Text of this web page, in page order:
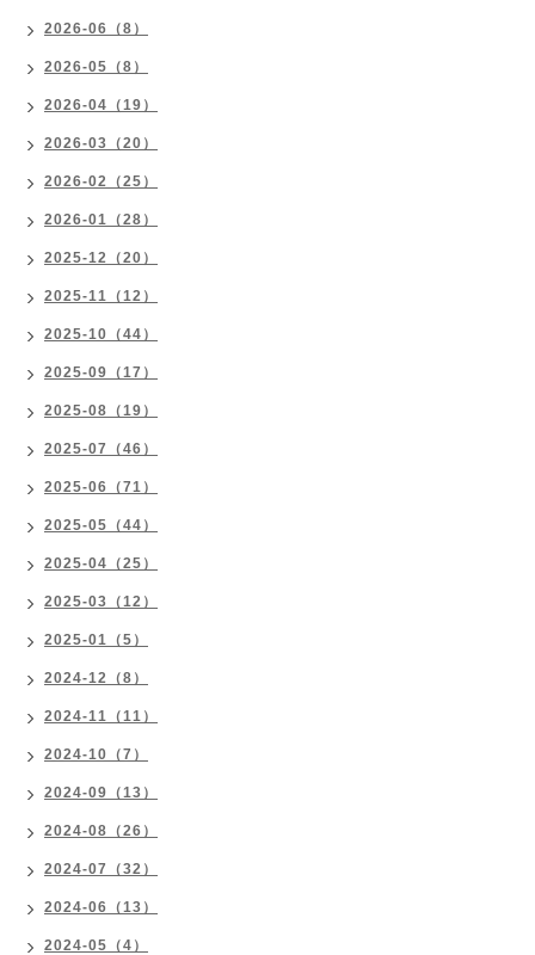
2026-06（8）
2026-05（8）
2026-04（19）
2026-03（20）
2026-02（25）
2026-01（28）
2025-12（20）
2025-11（12）
2025-10（44）
2025-09（17）
2025-08（19）
2025-07（46）
2025-06（71）
2025-05（44）
2025-04（25）
2025-03（12）
2025-01（5）
2024-12（8）
2024-11（11）
2024-10（7）
2024-09（13）
2024-08（26）
2024-07（32）
2024-06（13）
2024-05（4）